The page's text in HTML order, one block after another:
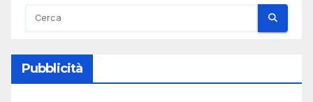
Pubblicità